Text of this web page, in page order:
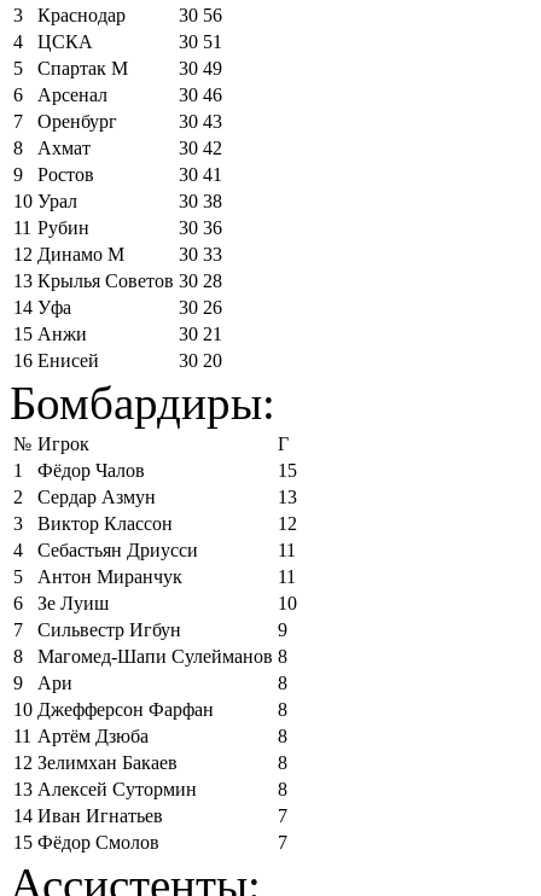
3
Краснодар 30 56
4
ЦСКА 30 51
5
Спартак М 30 49
6
Арсенал 30 46
7
Оренбург 30 43
8
Ахмат 30 42
9
Ростов 30 41
10 Урал 30 38
11 Рубин 30 36
12 Динамо М 30 33
13 Крылья Советов 30 28
14 Уфа 30 26
15 Анжи 30 21
16 Енисей 30 20
Бомбардиры:
№ Игрок
Г
1
Фёдор Чалов
15
2
Сердар Азмун
13
3
Виктор Классон
12
4
Себастьян Дриусси
11
5
Антон Миранчук
11
6
Зе Луиш
10
7
Сильвестр Игбун
9
8
Магомед-Шапи Сулейманов 8
9
Ари
8
10 Джефферсон Фарфан
8
11 Артём Дзюба
8
12 Зелимхан Бакаев
8
13 Алексей Сутормин
8
14 Иван Игнатьев
7
15 Фёдор Смолов 7
Ассистенты: